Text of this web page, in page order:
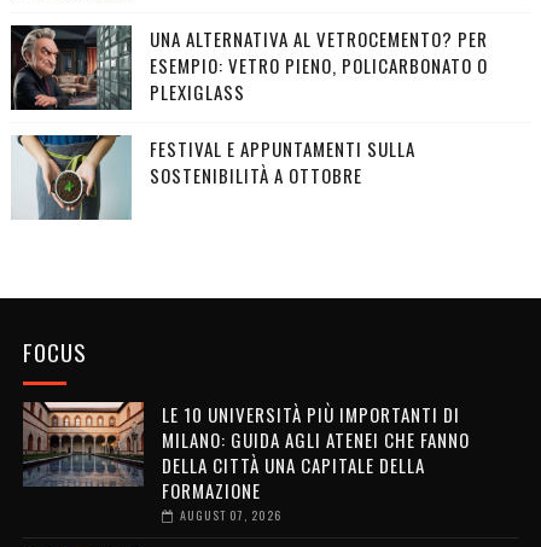
UNA ALTERNATIVA AL VETROCEMENTO? PER
ESEMPIO: VETRO PIENO, POLICARBONATO O
PLEXIGLASS
FESTIVAL E APPUNTAMENTI SULLA
SOSTENIBILITÀ A OTTOBRE
FOCUS
LE 10 UNIVERSITÀ PIÙ IMPORTANTI DI
MILANO: GUIDA AGLI ATENEI CHE FANNO
DELLA CITTÀ UNA CAPITALE DELLA
FORMAZIONE
AUGUST 07, 2026